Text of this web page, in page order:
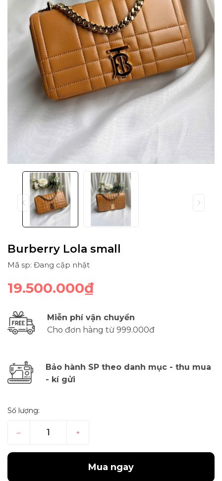
Burberry Lola small
Mã sp: Đang cập nhật
19.500.000₫
Miễn phí vận chuyển
Cho đơn hàng từ 999.000đ
Bảo hành SP theo danh mục - thu mua
- kí gửi
Số lượng:
– +
Mua ngay